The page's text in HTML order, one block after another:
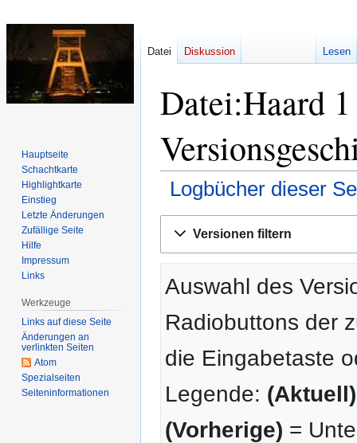
Datei:Haard
Logbücher dieser
Navigation
Suche
Versionen filtern
Auswahl des
Radiobuttons der
die Eingabetaste
Legende: (Aktuell)
(Vorherige) =
Datei Diskussion Lesen
Hauptseite
Schachtkarte
Highlightkarte
Einstieg
Letzte Änderungen
Zufällige Seite
Hilfe
Impressum
Links
Werkzeuge
Links auf diese Seite
Änderungen an
verlinkten Seiten
Atom
Spezialseiten
Seiten­­informationen